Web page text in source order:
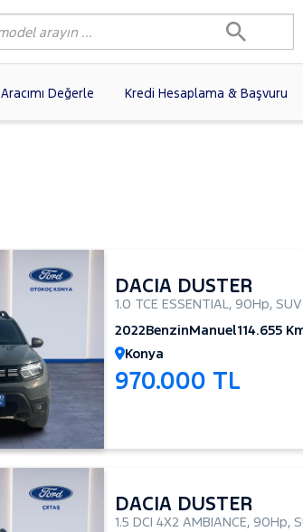
Aracımı Değerle Kredi Hesaplama & Başvuru
DACIA DUSTER
1.0 TCE ESSENTIAL, 90Hp, SUV
2022BenzinManuel114.655
Konya
970.000 TL
DACIA DUSTER
1.5 DCI 4X2 AMBIANCE, 90Hp,